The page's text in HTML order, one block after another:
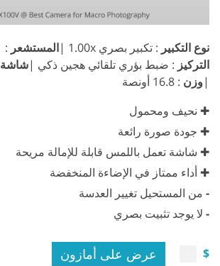
نوع التكبير : تكبير بصري 1.00x | المستشعر : 26.1 ميجا بكسل |
التركيز : ضبط بؤري تلقائي هجين ذكي |شاشة
|وزن : 16.8 أونصة
✚ نحيف ومحمول
✚ جودة صورة رائعة
✚ شاشة تعمل باللمس قابلة للإمالة مريحة
✚ أداء ممتاز في الإضاءة المنخفضة
- من المستحيل تغيير العدسة
- لا يوجد تثبيت بصري
$ عرض على أمازون